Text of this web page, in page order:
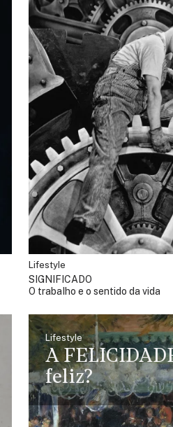
Lifestyle
SIGNIFICADO
O trabalho e o sentido da vida
Lifestyle
A
feliz?